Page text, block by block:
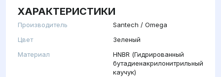
ХАРАКТЕРИСТИКИ
Производитель
Santech / Omega
Цвет
Зеленый
Материал
HNBR (Гидрированный
бутадиенакрилонитрильный
каучук)